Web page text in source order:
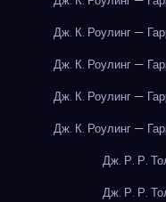
Дж. К. Роулинг —
Дж. К. Роулинг —
Дж. К. Роулинг —
Дж. К. Роулинг —
Дж. Р. Р.
Дж. Р. Р.